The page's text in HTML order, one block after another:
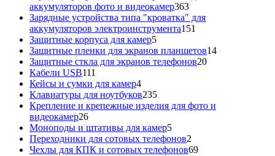
аккумуляторов фото и видеокамер363363
товара
Зарядные устройства типа "кроватка" для
аккумуляторов электроинструмента151
Защитные корпуса для камер55
товаров
Защитные пленки для экранов планшетов1414
Защитные сткла для экранов телефонов2020
Кабели USB111
товаров
Кейсы и сумки для камер44
товара
Клавиатуры для ноутбуков235235
товаров
Крепление и крепежные изделия для фото и
видеокамер2626
товаров
Моноподы и штативы для камер55
товаров
Переходники для сотовых телефонов2
товара
Чехлы для КПК и сотовых телефонов6969